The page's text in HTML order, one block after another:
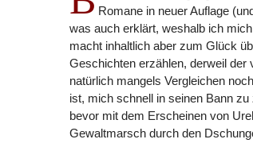
Romane in neuer Auflage
was auch erklärt, weshalb ich
macht inhaltlich aber zum Glück
Geschichten erzählen, derweil der
natürlich mangels Vergleichen
ist, mich schnell in seinen Bann
bevor mit dem Erscheinen von
Gewaltmarsch durch den